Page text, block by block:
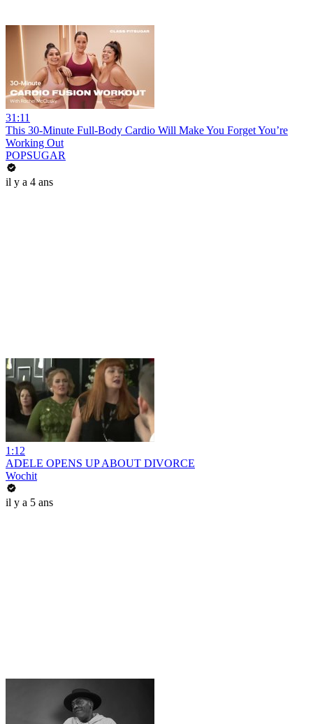
31:11
This 30-Minute Full-Body Cardio Will Make You Forget You’re
Working Out
POPSUGAR
il y a 4 ans
1:12
ADELE OPENS UP ABOUT DIVORCE
Wochit
il y a 5 ans